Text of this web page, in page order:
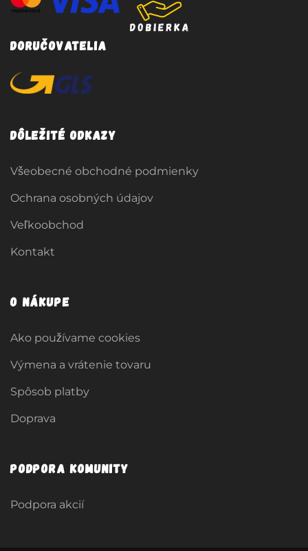
Doručovatelia
Dôležité odkazy
Všeobecné obchodné podmienky
Ochrana osobných údajov
Veľkoobchod
Kontakt
O nákupe
Ako používame cookies
Výmena a vrátenie tovaru
Spôsob platby
Doprava
Podpora komunity
Podpora akcií